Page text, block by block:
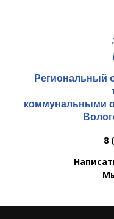
Региональный
коммунальными
8